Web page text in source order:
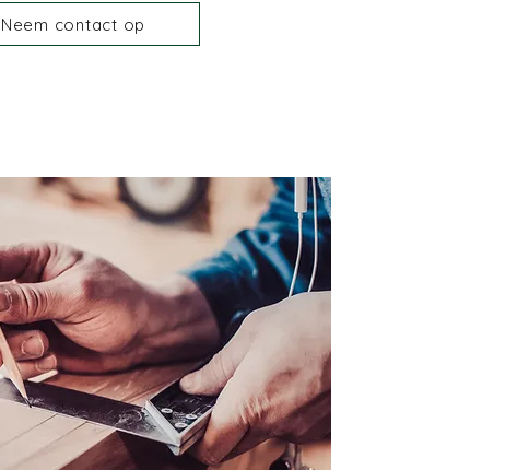
Neem contact op